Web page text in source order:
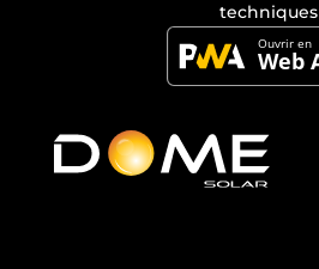
techniques